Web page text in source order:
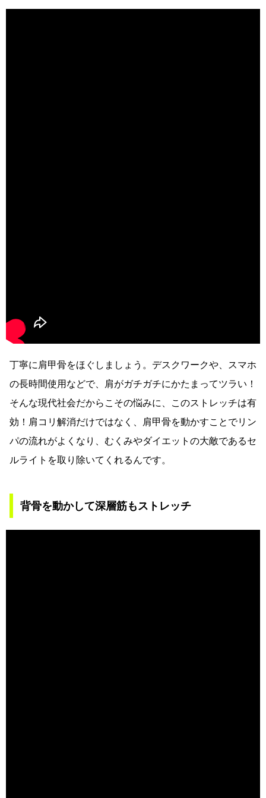
丁寧に肩甲骨をほぐしましょう。デスクワークや、スマホ
の長時間使用などで、肩がガチガチにかたまってツラい！
そんな現代社会だからこその悩みに、このストレッチは有
効！肩コリ解消だけではなく、肩甲骨を動かすことでリン
パの流れがよくなり、むくみやダイエットの大敵であるセ
ルライトを取り除いてくれるんです。
背骨を動かして深層筋もストレッチ